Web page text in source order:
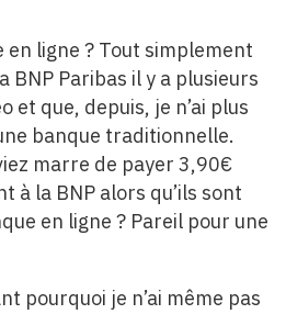
en ligne ? Tout simplement
BNP Paribas il y a plusieurs
et que, depuis, je n’ai plus
banque traditionnelle.
marre de payer 3,90€
à la BNP alors qu’ils sont
en ligne ? Pareil pour une
pourquoi je n’ai même pas